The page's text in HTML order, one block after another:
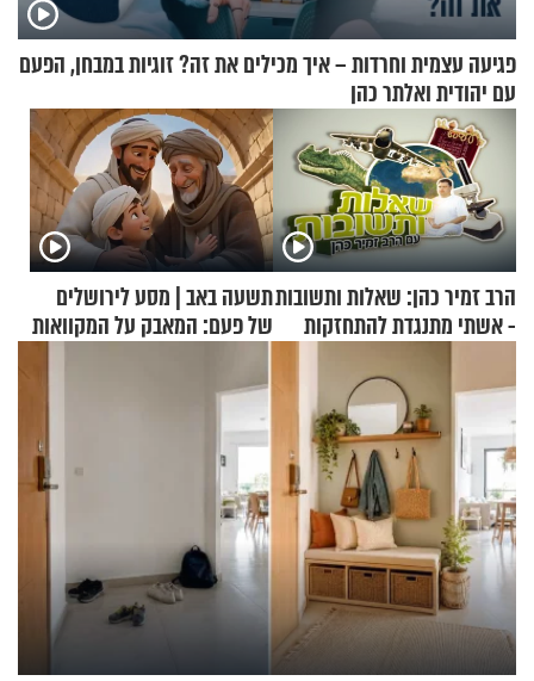
פגיעה עצמית וחרדות – איך מכילים את זה? זוגיות במבחן, הפעם
עם יהודית ואלתר כהן
הרב זמיר כהן: שאלות ותשובות
- אשתי מתנגדת להתחזקות
תשעה באב | מסע לירושלים
של פעם: המאבק על המקוואות